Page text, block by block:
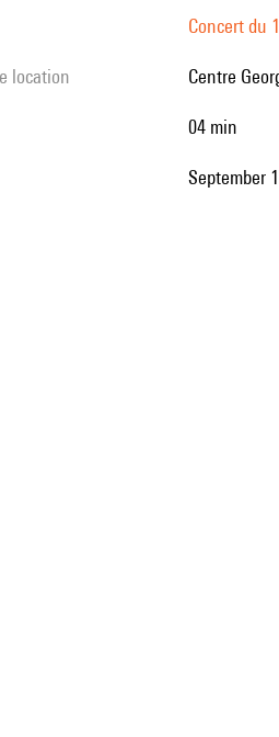
Concert du
location Centre
04 min
September